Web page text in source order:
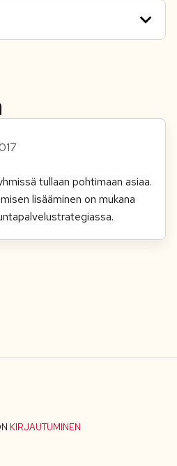
tullaan pohtimaan asiaa.
lisääminen on mukana
KIRJAUTUMINEN